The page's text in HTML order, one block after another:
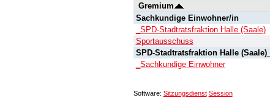
Gremium
Sachkundige Einwohner/in
_SPD-Stadtratsfraktion Halle (Saale)
Sportausschuss
SPD-Stadtratsfraktion Halle (Saale)_
_Sachkundige Einwohner
Software: Sitzungsdienst Session